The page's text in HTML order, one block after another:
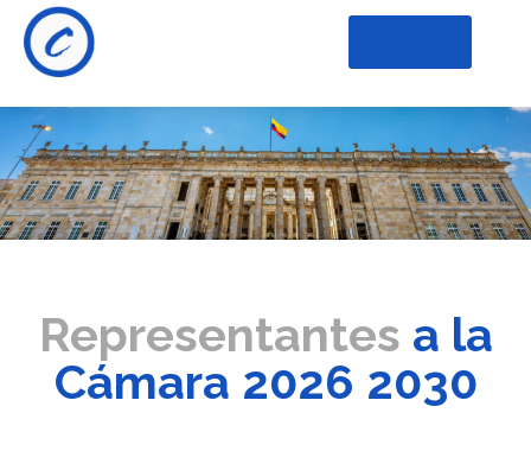
Representantes a la
Cámara 2026 2030